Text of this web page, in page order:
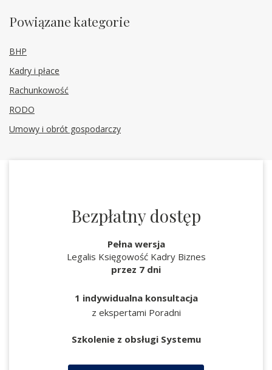
Powiązane kategorie
BHP
Kadry i płace
Rachunkowość
RODO
Umowy i obrót gospodarczy
Bezpłatny dostęp
Pełna wersja
Legalis Księgowość Kadry Biznes
przez 7 dni
1 indywidualna konsultacja
z ekspertami Poradni
Szkolenie z obsługi Systemu